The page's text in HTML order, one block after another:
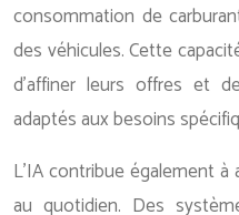
consommation de
des véhicules. Cette
d’affiner leurs offres et
adaptés aux besoins
L’IA contribue également
au quotidien. Des